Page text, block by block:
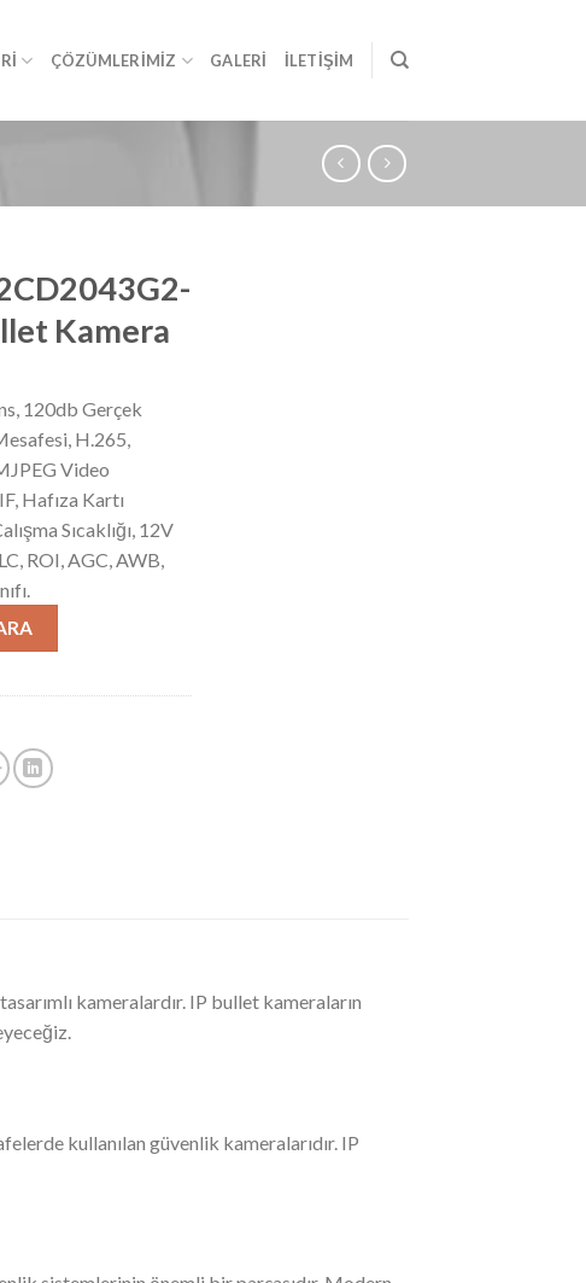
ÇÖZÜMLERIMIZ GALERI İLETIŞIM
Kamera
120db Gerçek
H.265,
Video
Hafıza Kartı
Sıcaklığı, 12V
ROI, AGC, AWB,
kameralardır. IP bullet kameraların
kullanılan güvenlik kameralarıdır. IP